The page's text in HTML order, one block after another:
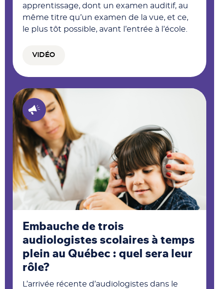
apprentissage, dont un examen auditif, au
même titre qu’un examen de la vue, et ce,
le plus tôt possible, avant l’entrée à l’école.
VIDÉO
Embauche de trois
audiologistes scolaires à temps
plein au Québec : quel sera leur
rôle?
L’arrivée récente d’audiologistes dans le